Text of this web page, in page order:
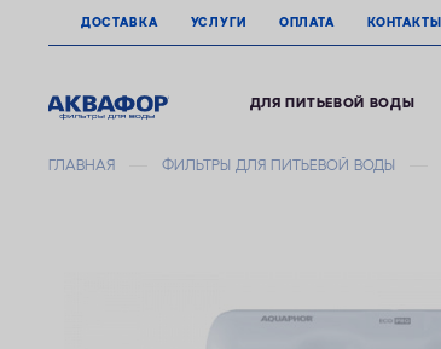
ДОСТАВКА УСЛУГИ ОПЛАТА КОНТАКТЫ
ДЛЯ ПИТЬЕВОЙ ВОДЫ
ГЛАВНАЯ ФИЛЬТРЫ ДЛЯ ПИТЬЕВОЙ ВОДЫ